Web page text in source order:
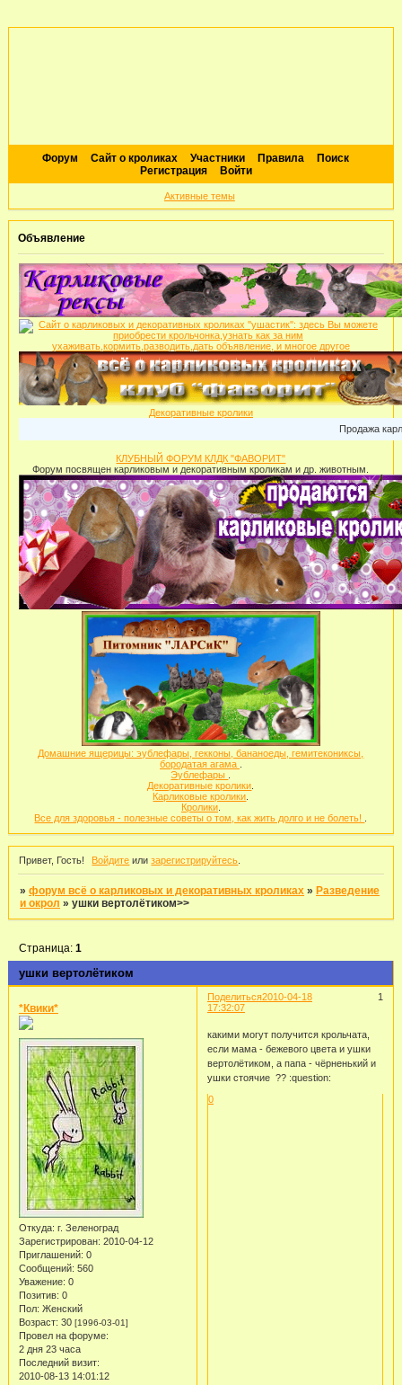
Форум Сайт о кроликах Участники Правила
Поиск
Регистрация
Войти
Активные темы
Объявление
Декоративные кролики
Продажа
КЛУБНЫЙ ФОРУМ КЛДК "ФАВОРИТ"
Форум посвящен карликовым и декоративным кроликам и др. животным.
Домашние ящерицы: эублефары, гекконы, бананоеды, гемитекониксы,
бородатая агама
Эублефары
Декоративные кролики
Карликовые кролики
Кролики.
Все для здоровья - полезные советы о том, как жить долго и не болеть!
Привет, Гость! Войдите илизарегистрируйтесь
»форум всё о карликовых и декоративных кроликах » Разведение
и окрол »ушки вертолётиком>>
ушки вертолётиком
Страница:1
Поделиться 1
2010-04-18
17:32:07
*Квики*
Откуда: г. Зеленоград
Зарегистрирован: 2010-04-12
Приглашений: 0
Сообщений: 560
Уважение: 0
Позитив: 0
Пол: Женский
Возраст: 30 [1996-03-01]
Провел на форуме:
2 дня 23 часа
Последний визит:
2010-08-13 14:01:12
какими могут получится крольчата,
если мама - бежевого цвета и ушки
вертолётиком, а папа - чёрненький и
ушки стоячие ?? :question:
0